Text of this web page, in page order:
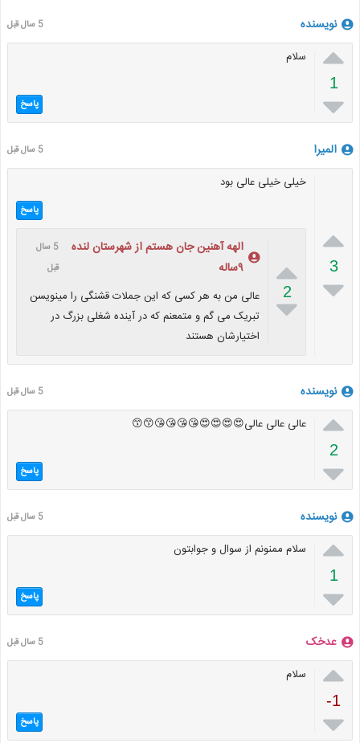
نویسنده 5 سال قبل

1

سلام
پاسخ
المیرا 5 سال قبل

3

خیلی خیلی عالی بود
پاسخ

2

الهه آهنین جان هستم از شهرستان لنده
۹ساله
5 سال
قبل
عالی من به هر کسی که این جملات قشنگی را مینویسن
تبریک می گم و متمعنم که در آینده شغلی بزرگ در
اختیارشان هستند
نویسنده 5 سال قبل

2

عالی عالی عالی😍😍😍😍😘😘😘😘😙😙
پاسخ
نویسنده 5 سال قبل

1

سلام ممنونم از سوال و جوابتون
پاسخ
عدخک 5 سال قبل

-1

سلام
پاسخ